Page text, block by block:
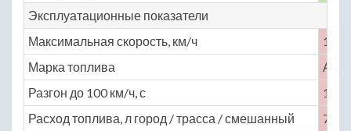
Эксплуатационные показатели
Максимальная скорость, км/ч
160
Марка топлива
АИ-
Разгон до 100 км/ч, с
13
Расход топлива, л город / трасса / смешанный
7.7 /